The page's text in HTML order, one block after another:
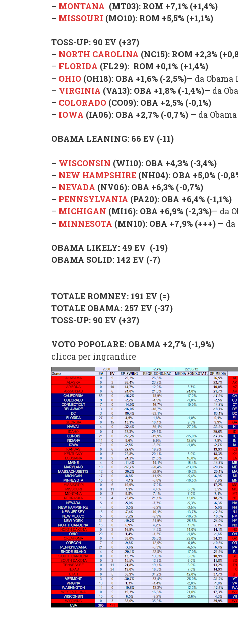
– MONTANA (MT03): ROM +7,1% (+1,4%)
– MISSOURI (MO10): ROM +5,5% (+1,1%)
TOSS-UP: 90 EV (+37)
– NORTH CAROLINA (NC15): ROM +2,3% (
– FLORIDA (FL29): ROM +0,1% (+1,4%)
– OHIO (OH18): OBA +1,6% (-2,5%)— da Obama
– VIRGINIA (VA13): OBA +1,8% (-1,4%)— da
– COLORADO (CO09): OBA +2,5% (-0,1%)
– IOWA (IA06): OBA +2,7% (-0,7%) — da
OBAMA LEANING: 66 EV (-11)
– WISCONSIN (WI10): OBA +4,3% (-3,4%)
– NEW HAMPSHIRE (NH04): OBA +5,0% (-
– NEVADA (NV06): OBA +6,3% (-0,7%)
– PENNSYLVANIA (PA20): OBA +6,4% (-1,1%)
– MICHIGAN (MI16): OBA +6,9% (-2,3%)— da
– MINNESOTA (MN10): OBA +7,9% (+++) — da
OBAMA LIKELY: 49 EV (-19)
OBAMA SOLID: 142 EV (-7)
TOTALE ROMNEY: 191 EV (=)
TOTALE OBAMA: 257 EV (-37)
TOSS-UP: 90 EV (+37)
VOTO POPOLARE: OBAMA +2,7% (-1,9%)
clicca per ingrandire